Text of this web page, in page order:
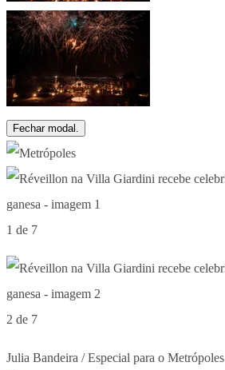
Fechar modal.
1 de 7
2 de 7
Julia Bandeira / Especial para o Metrópoles